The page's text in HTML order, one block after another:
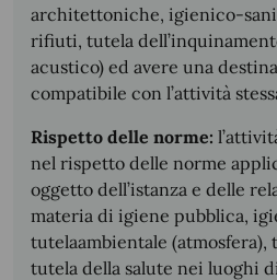
architettoniche, igienico-
rifiuti, tutela
acustico) ed avere una
compatibile con l’attività
Rispetto delle norme:
nel rispetto delle norme
oggetto dell’istanza e delle
materia di igiene pubblica,
tutelaambientale (atmosfera),
tutela della salute nei luoghi